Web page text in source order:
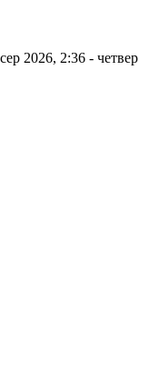
2026, 2:36 - четвер